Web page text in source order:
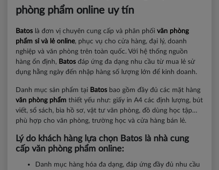
phòng phẩm online uy tín
Batos là đơn vị chuyên cung cấp và phân phối văn phòng
phẩm sỉ và lẻ online, phục vụ cho cửa hàng, đại lý, doanh
nghiệp và văn phòng trên toàn quốc. Với hệ thống nguồn
hàng ổn định, Batos đáp ứng đa dạng nhu cầu từ mua lẻ sử
dụng hằng ngày đến nhập hàng số lượng lớn để kinh doanh.
Danh mục sản phẩm tại Batos bao gồm đầy đủ các mặt hàng
văn phòng phẩm thiết yếu như: giấy in A4 các định lượng, bút
viết, sổ sách, bìa hồ sơ, vật tư văn phòng, đồ dùng học tập…
phù hợp cho văn phòng, trường học và cửa hàng bán lẻ.
Lý do khách hàng lựa chọn Batos là nhà cung
cấp văn phòng phẩm online:
Danh mục hàng hóa đa dạng, đáp ứng đầy đủ nhu cầu